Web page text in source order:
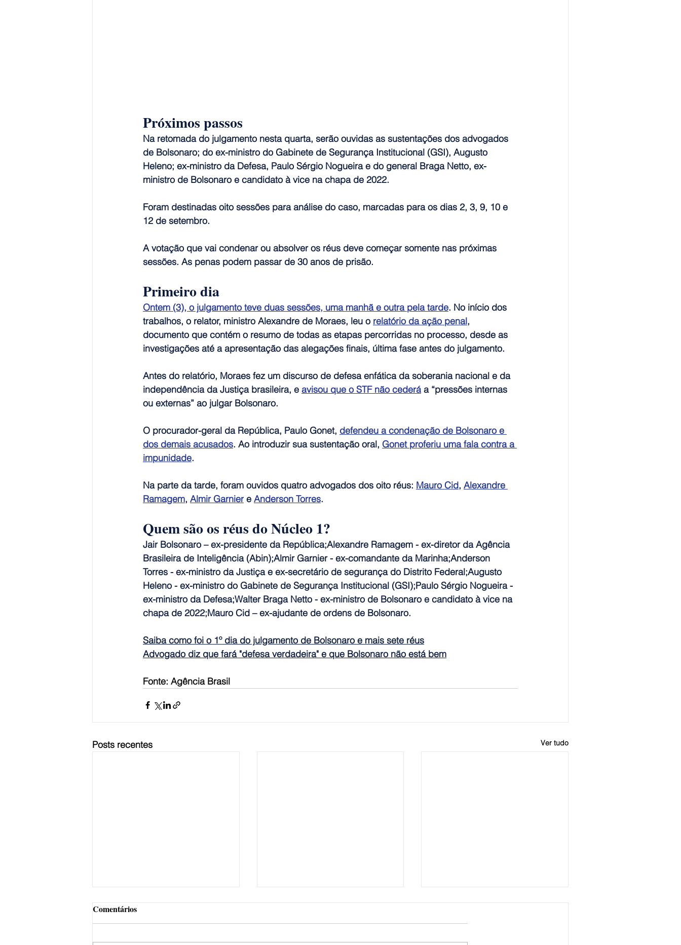
Próximos passos
Na retomada do julgamento nesta quarta, serão ouvidas as sustentações dos advogados
de Bolsonaro; do ex-ministro do Gabinete de Segurança Institucional (GSI), Augusto
Heleno; ex-ministro da Defesa, Paulo Sérgio Nogueira e do general Braga Netto, ex-
ministro de Bolsonaro e candidato à vice na chapa de 2022.
Foram destinadas oito sessões para análise do caso, marcadas para os dias 2, 3, 9, 10 e
12 de setembro.
A votação que vai condenar ou absolver os réus deve começar somente nas próximas
sessões. As penas podem passar de 30 anos de prisão.
Primeiro dia
Ontem (3), o julgamento teve duas sessões, uma manhã e outra pela tarde. No início dos
trabalhos, o relator, ministro Alexandre de Moraes, leu o relatório da ação penal,
documento que contém o resumo de todas as etapas percorridas no processo, desde as
investigações até a apresentação das alegações finais, última fase antes do julgamento.
Antes do relatório, Moraes fez um discurso de defesa enfática da soberania nacional e da
independência da Justiça brasileira, e avisou que o STF não cederá a “pressões internas
ou externas” ao julgar Bolsonaro.
O procurador-geral da República, Paulo Gonet, defendeu a condenação de Bolsonaro e
dos demais acusados. Ao introduzir sua sustentação oral, Gonet proferiu uma fala contra a
impunidade.
Na parte da tarde, foram ouvidos quatro advogados dos oito réus: Mauro Cid, Alexandre
Ramagem, Almir Garnier e Anderson Torres.
Quem são os réus do Núcleo 1?
Jair Bolsonaro – ex-presidente da República;Alexandre Ramagem - ex-diretor da Agência
Brasileira de Inteligência (Abin);Almir Garnier - ex-comandante da Marinha;Anderson
Torres - ex-ministro da Justiça e ex-secretário de segurança do Distrito Federal;Augusto
Heleno - ex-ministro do Gabinete de Segurança Institucional (GSI);Paulo Sérgio Nogueira -
ex-ministro da Defesa;Walter Braga Netto - ex-ministro de Bolsonaro e candidato à vice na
chapa de 2022;Mauro Cid – ex-ajudante de ordens de Bolsonaro.
Saiba como foi o 1º dia do julgamento de Bolsonaro e mais sete réus
Advogado diz que fará "defesa verdadeira" e que Bolsonaro não está bem
Fonte: Agência Brasil
Posts recentes Ver tudo
Comentários